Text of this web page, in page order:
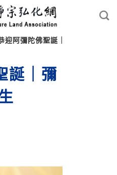
迎阿彌陀佛聖誕｜
誕｜彌